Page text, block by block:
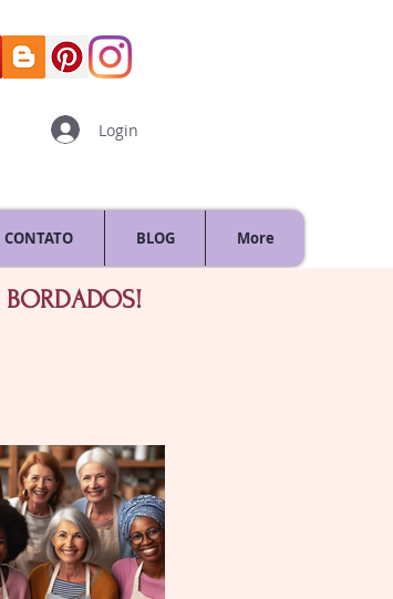
Login
CONTATO BLOG More
BORDADOS!